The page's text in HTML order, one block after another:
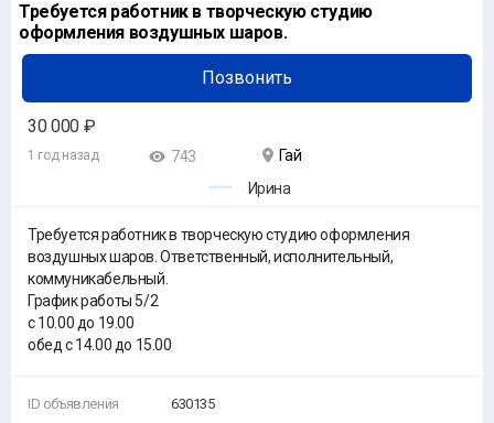
Требуется работник в творческую студию
оформления воздушных шаров.
Позвонить
30 000 ₽
1 год назад 743
Гай
Ирина
Требуется работник в творческую студию оформления
воздушных шаров. Ответственный, исполнительный,
коммуникабельный.
График работы 5/2
с 10.00 до 19.00
обед с 14.00 до 15.00
ID объявления
630135